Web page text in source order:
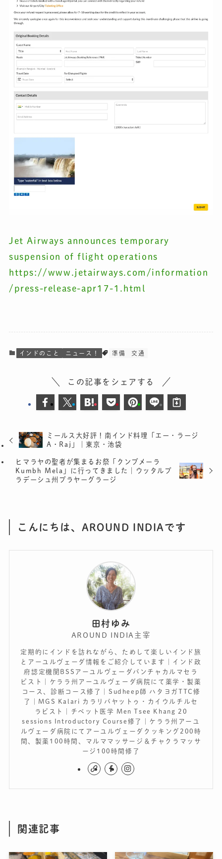
Jet Airways announces temporary
suspension of flight operations
https://www.jetairways.com/information
/press-release-apr17-1.html
インドのこと ニュース！ 準備 交通
この記事をシェアする
ミールス大好評！南インド料理「エー・ラージ
A・Raj」｜東京・池袋
ヒマラヤの聖者が集まるお祭「クンブメーラ
Kumbh Mela」に行ってきました｜ウッタルプ
ラデーシュ州プラヤーグラージ
こんにちは、AROUND INDIAです
田村ゆみ
AROUND INDIA主宰
定期的にインドを訪れながら、ためして楽しいインド旅
とアーユルヴェーダ情報をご紹介しています｜インド政
府認定機関BSSアーユルヴェーダパンチャカルマセラ
ピスト｜ケララ州アーユルヴェーダ病院にて薬学・製薬
コース、診断コース修了｜Sudheep師 ハタヨガTTC修
了｜MGS Kalari カラリパヤットゥ・カイウルチルセ
ラピスト｜チベット医学 Men Tsee Khang 20
sessions Introductory Course修了｜ケララ州アーユ
ルヴェーダ病院にてアーユルヴェーダクッキング200時
間、製薬100時間、マルママッサージ＆チャクラマッサ
ージ100時間修了
関連記事